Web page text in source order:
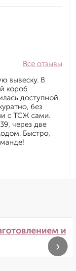
Все отзывы
вывеску. В
короб
доступной.
без
с ТСЖ сами.
через две
Быстро,
и
›